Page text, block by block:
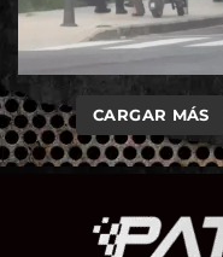
CARGAR MÁS